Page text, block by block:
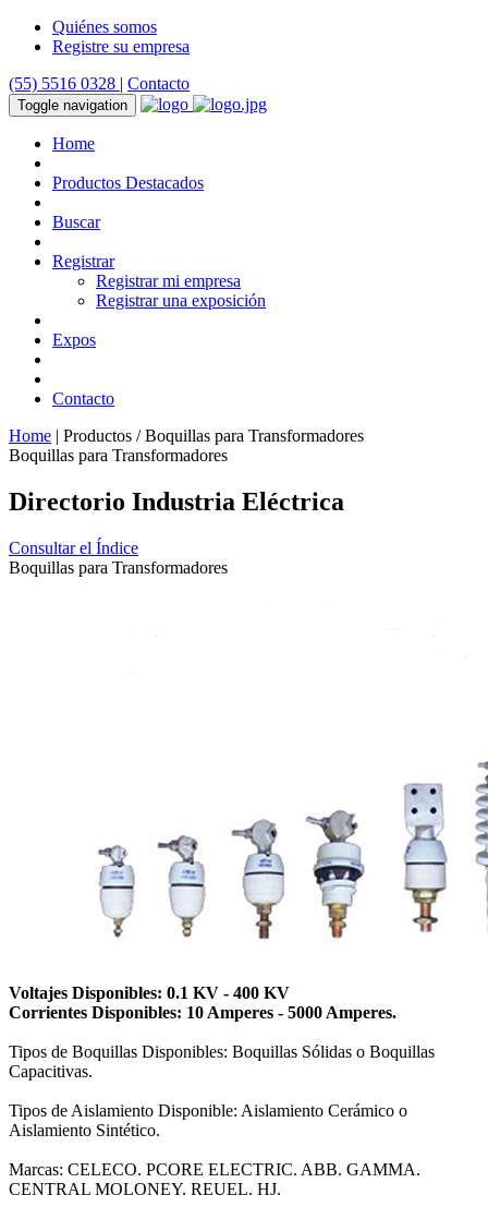
Quiénes somos
Registre su empresa
(55) 5516 0328 | Contacto
Toggle navigation
Home
Productos Destacados
Buscar
Registrar
Registrar mi empresa
Registrar una exposición
Expos
Contacto
Home | Productos / Boquillas para Transformadores
Boquillas para Transformadores
Directorio Industria Eléctrica
Consultar el Índice
Boquillas para Transformadores
Voltajes Disponibles: 0.1 KV ‐ 400 KV
Corrientes Disponibles: 10 Amperes ‐ 5000 Amperes.
Tipos de Boquillas Disponibles: Boquillas Sólidas o Boquillas
Capacitivas.
Tipos de Aislamiento Disponible: Aislamiento Cerámico o
Aislamiento Sintético.
Marcas: CELECO. PCORE ELECTRIC. ABB. GAMMA.
CENTRAL MOLONEY. REUEL. HJ.